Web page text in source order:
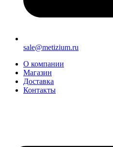
sale@metizium.ru
О компании
Магазин
Доставка
Контакты